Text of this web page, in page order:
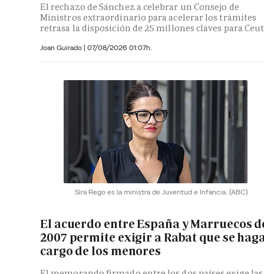
El rechazo de Sánchez a celebrar un Consejo de
Ministros extraordinario para acelerar los trámites
retrasa la disposición de 25 millones claves para
Joan Guirado | 07/08/2026 01:07h.
Sira Rego es la ministra de Juventud e Infancia. (ABC)
El acuerdo entre España y Marruecos
2007 permite exigir a Rabat que se
cargo de los menores